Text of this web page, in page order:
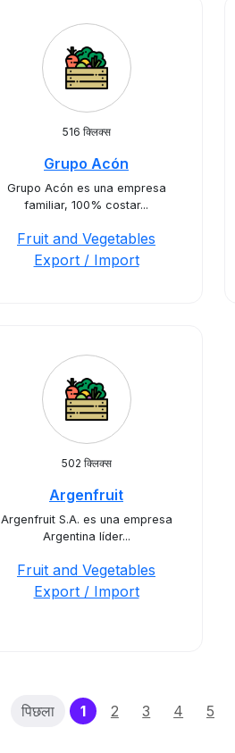
516 क्लिक्स
Grupo Acón
Grupo Acón es una empresa
familiar, 100% costar...
Fruit and Vegetables
Export / Import
502 क्लिक्स
Argenfruit
Argenfruit S.A. es una empresa
Argentina líder...
Fruit and Vegetables
Export / Import
पिछला 1(current)
2 3 4 5